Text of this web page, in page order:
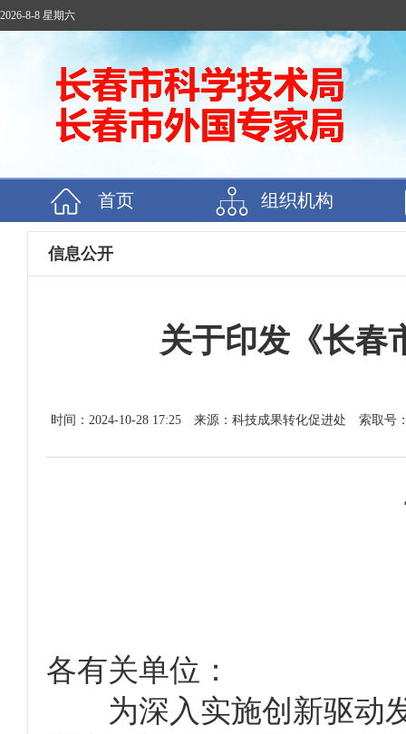
2026-8-8 星期六
首页 组织机构
信息公开
关于印发《长春
时间：2024-10-28 17:25 来源：科技成果转化促进处 索取号
各有关单位：
为深入实施创新驱动发